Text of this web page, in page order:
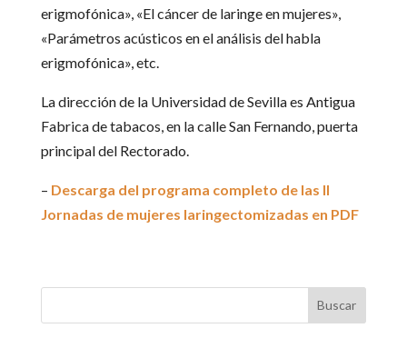
erigmofónica», «El cáncer de laringe en mujeres»,
«Parámetros acústicos en el análisis del habla
erigmofónica», etc.
La dirección de la Universidad de Sevilla es Antigua
Fabrica de tabacos, en la calle San Fernando, puerta
principal del Rectorado.
– Descarga del programa completo de las II
Jornadas de mujeres laringectomizadas en PDF